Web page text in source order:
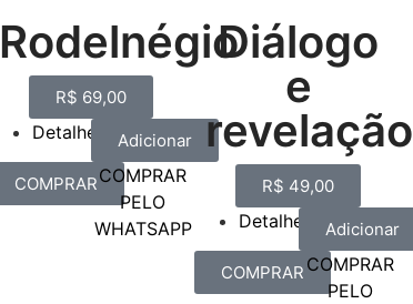
Rodelnégio
R$ 69,00
Detalhes Adicionar
COMPRARCOMPRAR
PELO
WHATSAPP
Diálogo
e
revelação
R$ 49,00
Detalhes Adicionar
COMPRAR COMPRAR
PELO